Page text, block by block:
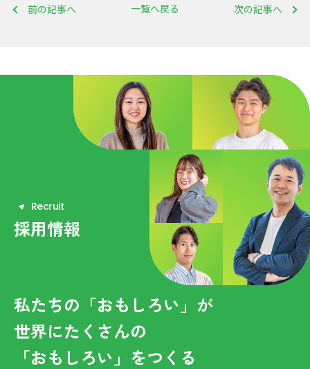
前の記事へ 次の記事へ
一覧へ戻る
Recruit
採用情報
私たちの「おもしろい」が
世界にたくさんの
「おもしろい」をつくる